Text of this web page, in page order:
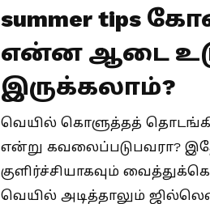
summer tips
என்ன ஆடை
இருக்கலாம்?
வெயில் கொளுத்தத்
என்று கவலைப்படுபவரா?
குளிர்ச்சியாகவும்
வெயில் அடித்தாலும்